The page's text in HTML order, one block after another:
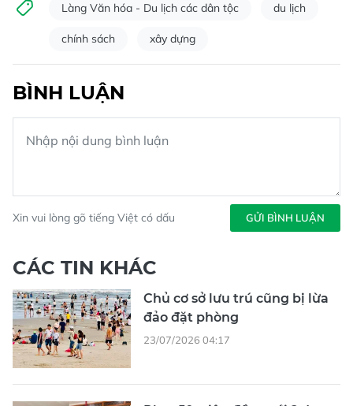
Làng Văn hóa - Du lịch các dân tộc du lịch
chính sách xây dựng
BÌNH LUẬN
Xin vui lòng gõ tiếng Việt có dấu GỬI BÌNH LUẬN
CÁC TIN KHÁC
Chủ cơ sở lưu trú cũng bị lừa
đảo đặt phòng
23/07/2026 04:17